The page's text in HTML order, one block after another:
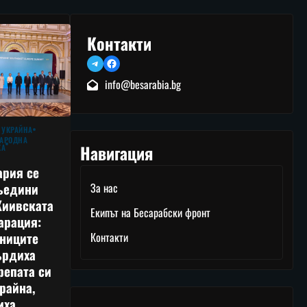
се
си
Контакти
TelegramFacebook
info@besarabia.bg
Навигация
За нас
Екипът на Бесарабски фронт
Контакти